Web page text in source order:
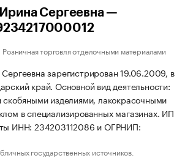
Сергеевна —
Розничная торговля отделочными материалами
зарегистрирован 19.06.2009, в
край. Основной вид деятельности:
скобяными изделиями, лакокрасочными
в специализированных магазинах. ИП
ИНН: 234203112086 и ОГРНИП:
государственных источников.